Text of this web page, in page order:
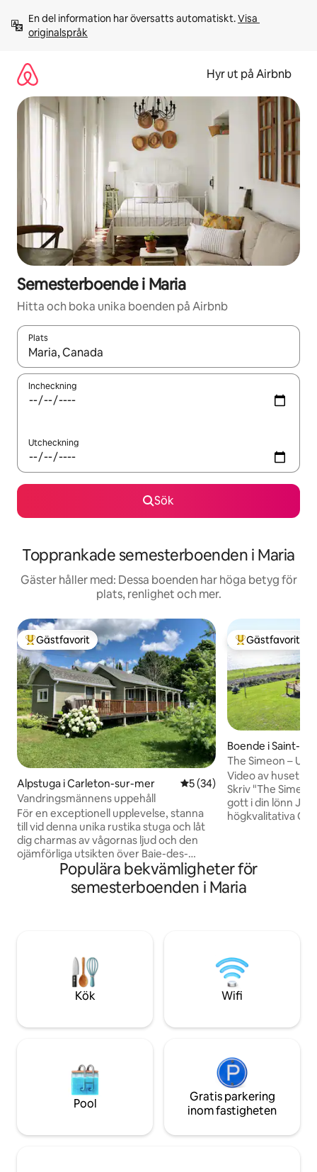
innehåll
En del information har översatts automatiskt. Visa
originalspråk
Hyr ut på Airbnb
Semesterboende i Maria
Hitta och boka unika boenden på Airbnb
Plats
När resultaten är tillgängliga kan du navigera med upp- och
Incheckning
Utcheckning
Sök
Topprankade semesterboenden i Maria
Gäster håller med: Dessa boenden har höga betyg för
plats, renlighet och mer.
Populär gästfavorit
Gästfavorit
Alpstuga i Carleton-sur-mer 5 av 5 i genomsnittligt
5 (34)
Vandringsmännens uppehåll
För en exceptionell upplevelse, stanna
till vid denna unika rustika stuga och låt
dig charmas av vågornas ljud och den
ojämförliga utsikten över Baie-des-
Chaleurs. Detta varma boende ligger vid
havet och nära alla bekvämligheter i
centrala Carleton-sur-Mer, vilket gör det
på semester från det ögonblick du
anländer. Välkommen till dig!
Populär
Gästfavorit
Boende i Saint-
The Simeon –
Doorbed
Video av huset
Skriv "The Simeon"
gott i din lönn
högkvalitativa
torktumlare. Njut
bukten med en
Delonghi-maskin.
Populära bekvämligheter för
semesterboenden i Maria
Kök Wifi
Pool
Gratis parkering
inom fastigheten